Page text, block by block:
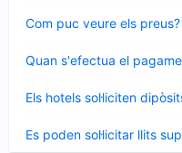
Com puc veure els preus?
tancat
Quan s'efectua el
tancat
Els hotels sol·liciten
tancat
Es poden sol·licitar llits
tancat